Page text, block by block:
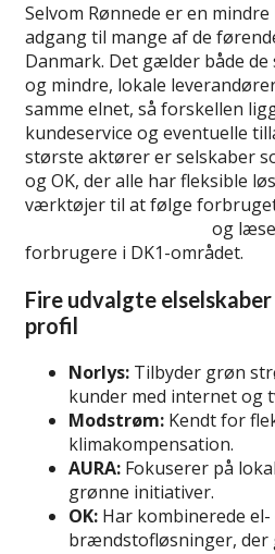
Selvom Rønnede er en
adgang til mange af de
Danmark. Det gælder både
og mindre, lokale
samme elnet, så forskellen
kundeservice og eventuelle
største aktører er selskaber
og OK, der alle har fleksible
værktøjer til at følge
og
forbrugere i DK1-området.
Fire udvalgte
profil
Norlys: Tilbyder grøn
kunder med internet og
Modstrøm: Kendt for
klimakompensation.
AURA: Fokuserer på
grønne initiativer.
OK: Har kombinerede
brændstofløsninger, der